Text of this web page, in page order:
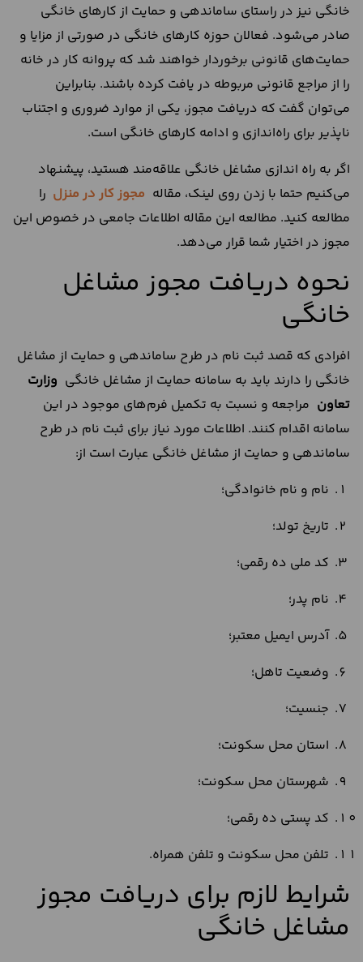
خانگی نیز در راستای ساماندهی و حمایت از کارهای خانگی
صادر می‌شود. فعالان حوزه کارهای خانگی در صورتی از مزایا و
حمایت‌های قانونی برخوردار خواهند شد که پروانه کار در خانه
را از مراجع قانونی مربوطه در یافت کرده باشند. بنابراین
می‌توان گفت که دریافت مجوز، یکی از موارد ضروری و اجتناب
ناپذیر برای راه‌اندازی و ادامه کارهای خانگی است.
اگر به راه اندازی مشاغل خانگی علاقه‌مند هستید، پیشنهاد
می‌کنیم حتما با زدن روی لینک، مقاله مجوز کار در منزل را
مطالعه کنید. مطالعه این مقاله اطلاعات جامعی در خصوص این
مجوز در اختیار شما قرار می‌دهد.
نحوه دریافت مجوز مشاغل
خانگی
افرادی که قصد ثبت نام در طرح ساماندهی و حمایت از مشاغل
خانگی را دارند باید به سامانه حمایت از مشاغل خانگی وزارت
تعاون مراجعه و نسبت به تکمیل فرم‌های موجود در این
سامانه اقدام کنند. اطلاعات مورد نیاز برای ثبت نام در طرح
ساماندهی و حمایت از مشاغل خانگی عبارت است از:
نام و نام خانوادگی؛
تاریخ تولد؛
کد ملی ده رقمی؛
نام پدر؛
آدرس ایمیل معتبر؛
وضعیت تاهل؛
جنسیت؛
استان محل سکونت؛
شهرستان محل سکونت؛
کد پستی ده رقمی؛
تلفن محل سکونت و تلفن همراه.
شرایط لازم برای دریافت مجوز
مشاغل خانگی